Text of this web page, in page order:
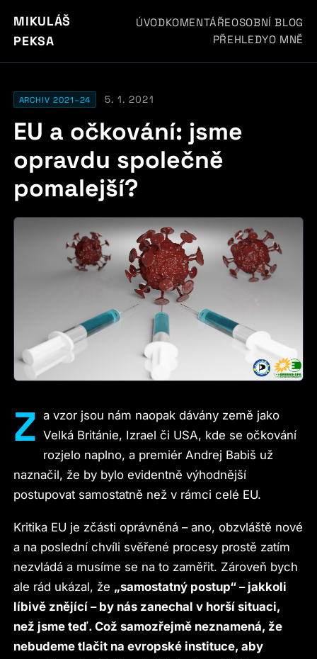
MIKULÁŠ
PEKSA
ÚVODKOMENTÁŘEOSOBNÍ BLOG
PŘEHLEDYO MNĚ
ARCHIV 2021–24 5. 1. 2021
EU a očkování: jsme
opravdu společně
pomalejší?
Z a vzor jsou nám naopak dávány země jako
Velká Británie, Izrael či USA, kde se očkování
rozjelo naplno, a premiér Andrej Babiš už
naznačil, že by bylo evidentně výhodnější
postupovat samostatně než v rámci celé EU.
Kritika EU je zčásti oprávněná – ano, obzvláště nové
a na poslední chvíli svěřené procesy prostě zatím
nezvládá a musíme se na to zaměřit. Zároveň bych
ale rád ukázal, že „samostatný postup“ – jakkoli
líbivě znějící – by nás zanechal v horší situaci,
než jsme teď. Což samozřejmě neznamená, že
nebudeme tlačit na evropské instituce, aby